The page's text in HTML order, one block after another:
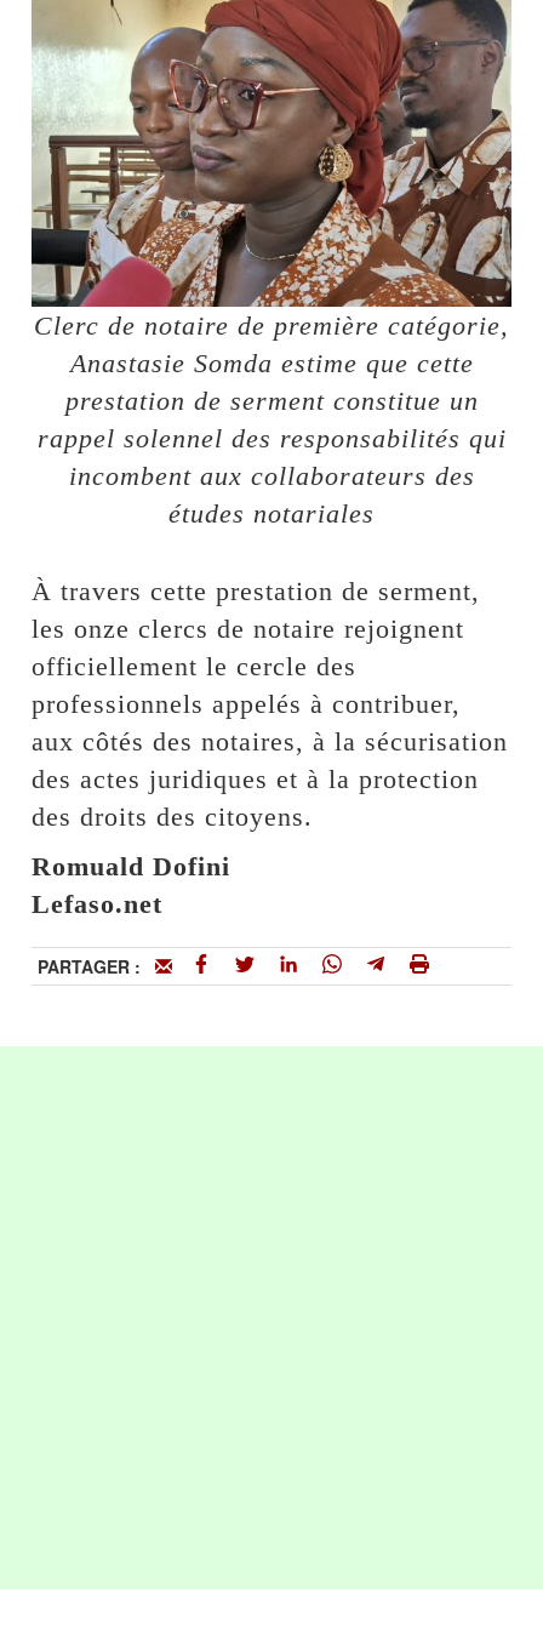
Clerc de notaire de première catégorie,
Anastasie Somda estime que cette
prestation de serment constitue un
rappel solennel des responsabilités qui
incombent aux collaborateurs des
études notariales
À travers cette prestation de serment,
les onze clercs de notaire rejoignent
officiellement le cercle des
professionnels appelés à contribuer,
aux côtés des notaires, à la sécurisation
des actes juridiques et à la protection
des droits des citoyens.
Romuald Dofini
Lefaso.net
PARTAGER :